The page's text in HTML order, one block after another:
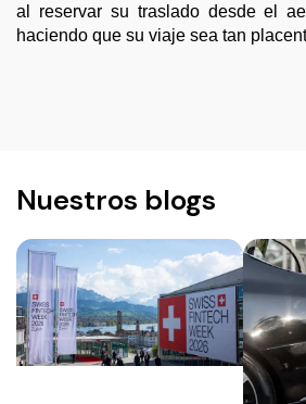
al reservar su traslado desde el
haciendo que su viaje sea tan
Nuestros blogs